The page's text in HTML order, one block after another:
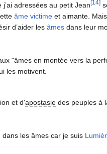
adressées au petit Jean [14]
âme victime et aimante.
d’aider les âmes dans leur
"âmes en montée vers la
les motivent.
et d'apostasie des peuples à
dans les âmes car je suis